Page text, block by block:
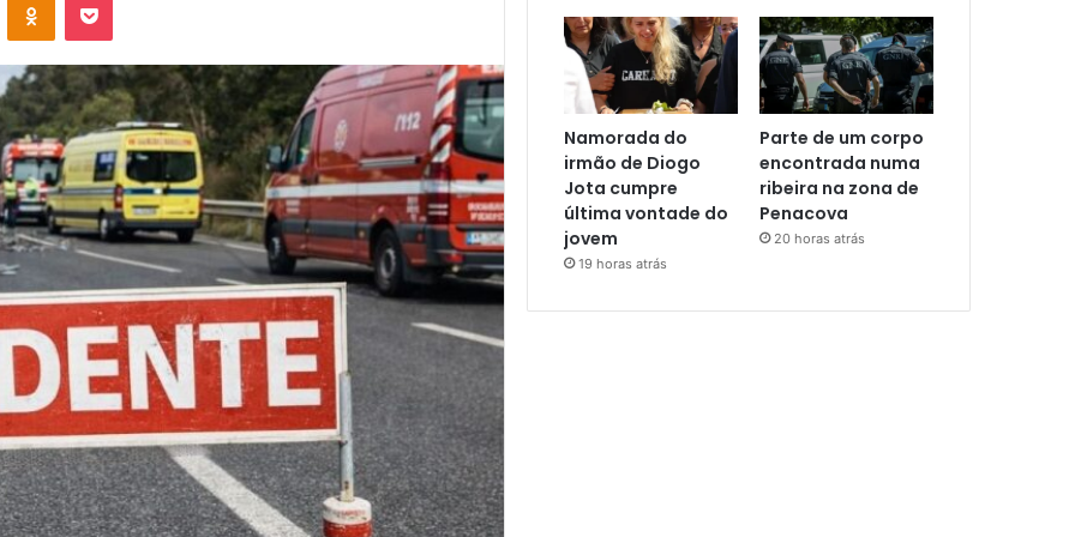
Namorada do
irmão de Diogo
Jota cumpre
última vontade do
jovem
19 horas atrás
Parte de um corpo
encontrada numa
ribeira na zona de
Penacova
20 horas atrás